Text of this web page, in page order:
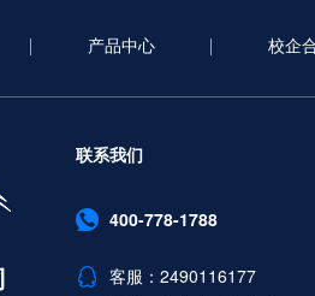
产品中心 校企
联系我们
400-778-1788
客服：2490116177